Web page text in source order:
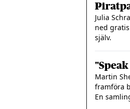
Julia
ned
själv.
Martin
framföra
En